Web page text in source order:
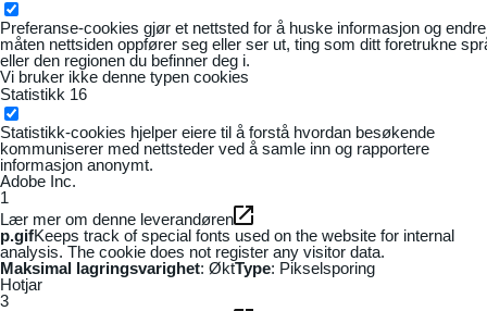
Preferanse-cookies gjør et nettsted for å huske informasjon og
måten nettsiden oppfører seg eller ser ut, ting som ditt foretrukne
eller den regionen du befinner deg i.
Vi bruker ikke denne typen cookies
Statistikk 16
Statistikk-cookies hjelper eiere til å forstå hvordan besøkende
kommuniserer med nettsteder ved å samle inn og rapportere
informasjon anonymt.
Adobe Inc.
1
Lær mer om denne leverandøren
p.gifKeeps track of special fonts used on the website for internal
analysis. The cookie does not register any visitor data.
Maksimal lagringsvarighet: ØktType: Pikselsporing
Hotjar
3